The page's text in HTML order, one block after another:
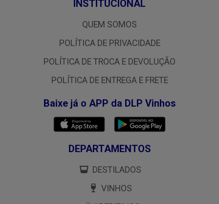
INSTITUCIONAL
QUEM SOMOS
POLÍTICA DE PRIVACIDADE
POLÍTICA DE TROCA E DEVOLUÇÃO
POLÍTICA DE ENTREGA E FRETE
Baixe já o APP da DLP Vinhos
DEPARTAMENTOS
DESTILADOS
VINHOS